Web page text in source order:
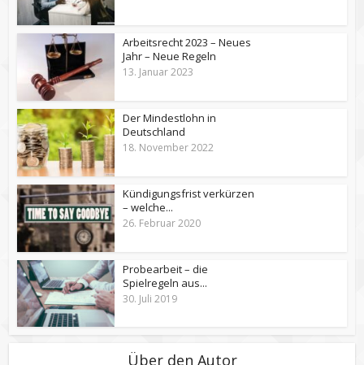
Arbeitsrecht 2023 – Neues
Jahr – Neue Regeln
13. Januar 2023
Der Mindestlohn in
Deutschland
18. November 2022
Kündigungsfrist verkürzen
– welche...
26. Februar 2020
Probearbeit – die
Spielregeln aus...
30. Juli 2019
Über den Autor